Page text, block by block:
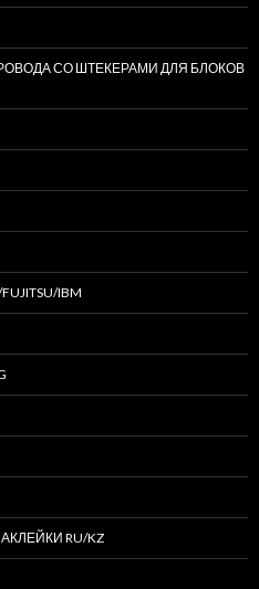
СО ШТЕКЕРАМИ ДЛЯ БЛОКОВ
IBM
RU/KZ